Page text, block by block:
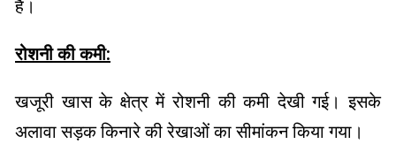
है।
रोशनी की कमी:
खजूरी खास के क्षेत्र में रोशनी की कमी देखी गई। इसके
अलावा सड़क किनारे की रेखाओं का सीमांकन किया गया।